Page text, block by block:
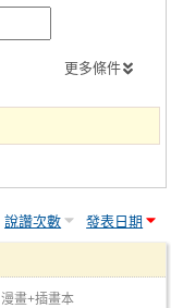
更多條件
說讚次數 發表日期
漫畫+插畫本